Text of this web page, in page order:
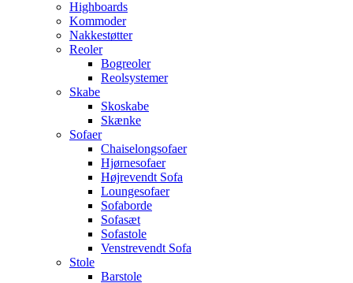
Highboards
Kommoder
Nakkestøtter
Reoler
Bogreoler
Reolsystemer
Skabe
Skoskabe
Skænke
Sofaer
Chaiselongsofaer
Hjørnesofaer
Højrevendt Sofa
Loungesofaer
Sofaborde
Sofasæt
Sofastole
Venstrevendt Sofa
Stole
Barstole